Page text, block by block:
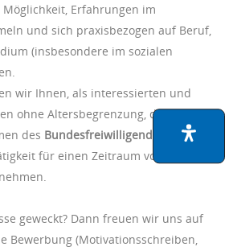
Erfahrungen im
und sich praxisbezogen auf Beruf,
(insbesondere im sozialen
wir Ihnen, als interessierten und
ohne Altersbegrenzung, die
des Bundesfreiwilligendienstes
für einen Zeitraum von sechs bis
geweckt? Dann freuen wir uns auf
Bewerbung (Motivationsschreiben,